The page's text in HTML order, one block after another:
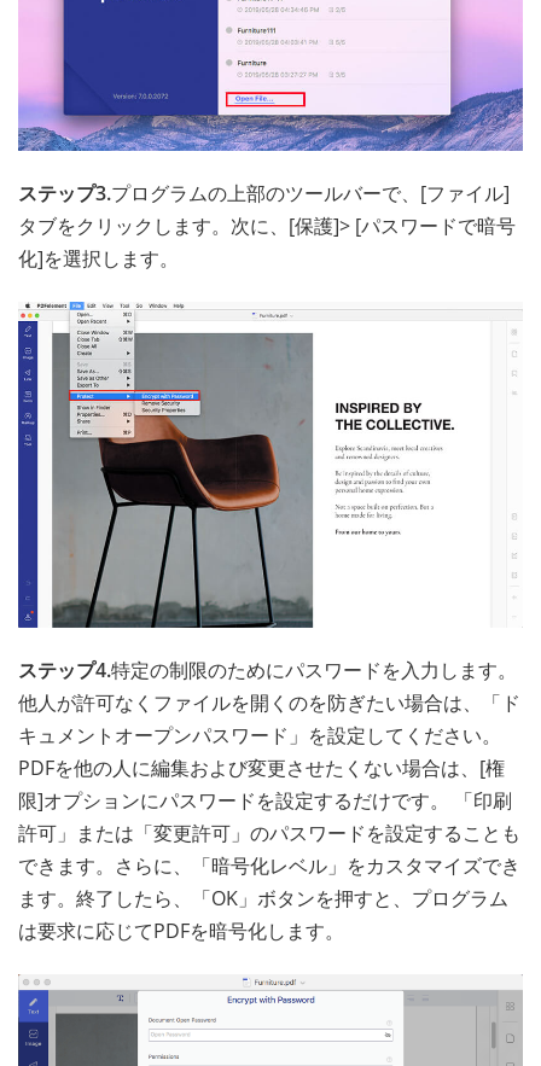
ステップ3.プログラムの上部のツールバーで、[ファイル]
タブをクリックします。次に、[保護]> [パスワードで暗号
化]を選択します。
ステップ4.特定の制限のためにパスワードを入力します。
他人が許可なくファイルを開くのを防ぎたい場合は、「ド
キュメントオープンパスワード」を設定してください。
PDFを他の人に編集および変更させたくない場合は、[権
限]オプションにパスワードを設定するだけです。 「印刷
許可」または「変更許可」のパスワードを設定することも
できます。さらに、「暗号化レベル」をカスタマイズでき
ます。終了したら、「OK」ボタンを押すと、プログラム
は要求に応じてPDFを暗号化します。